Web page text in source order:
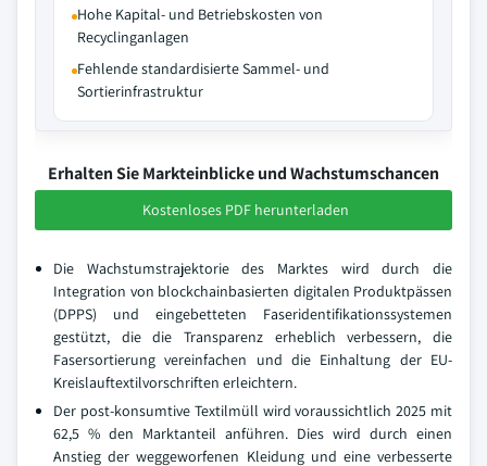
Hohe Kapital- und Betriebskosten von
Recyclinganlagen
Fehlende standardisierte Sammel- und
Sortierinfrastruktur
Erhalten Sie Markteinblicke und Wachstumschancen
Kostenloses PDF herunterladen
Die Wachstumstrajektorie des Marktes wird durch die
Integration von blockchainbasierten digitalen Produktpässen
(DPPS) und eingebetteten Faseridentifikationssystemen
gestützt, die die Transparenz erheblich verbessern, die
Fasersortierung vereinfachen und die Einhaltung der EU-
Kreislauftextilvorschriften erleichtern.
Der post-konsumtive Textilmüll wird voraussichtlich 2025 mit
62,5 % den Marktanteil anführen. Dies wird durch einen
Anstieg der weggeworfenen Kleidung und eine verbesserte